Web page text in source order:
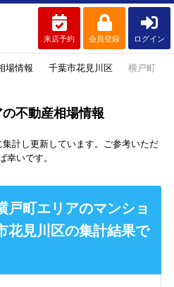
来店予約 会員登録 ログイン
場情報 千葉市花見川区 横戸町
計し更新しています。ご参考いただ
幸いです。
町エリアのマンショ
花見川区の集計結果で